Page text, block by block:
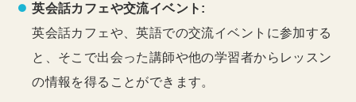
英会話カフェや交流イベント:
英会話カフェや、英語での交流イベントに参加する
と、そこで出会った講師や他の学習者からレッスン
の情報を得ることができます。